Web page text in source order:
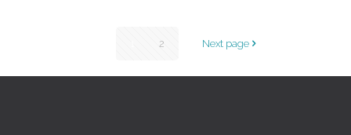
2 Next page